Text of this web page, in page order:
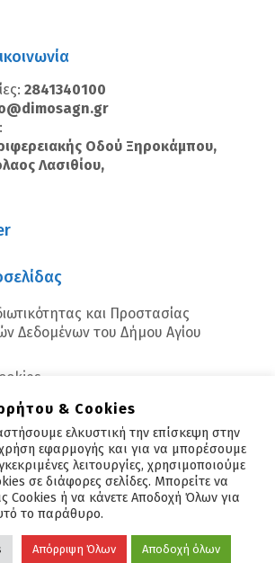
2841340100
Οδού Ξηροκάμπου,
Λασιθίου,
και Προστασίας
Δεδομένων του Δήμου Αγίου
- Άγιος Νικόλαος
Suite
youtube
& Cookies
ελκυστική την επίσκεψη στην
εφαρμογής και για να μπορέσουμε
λειτουργίες, χρησιμοποιούμε
σε διάφορες σελίδες. Μπορείτε να
Cookies ή να κάνετε Αποδοχή Όλων για
το παράθυρο.
Απόρριψη Όλων Αποδοχή όλων